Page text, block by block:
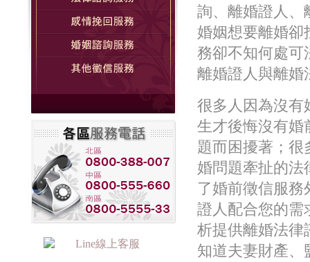
詢、離婚證人、
婚姻想要離婚卻
務卻不知何處可
離婚證人與離婚
很多人因為沒有
生才後悔沒有婚
題而困擾著；
婚問題牽扯的法
了婚前徵信服
證人配合您的需
析提供離婚法律
知道夫妻財產、